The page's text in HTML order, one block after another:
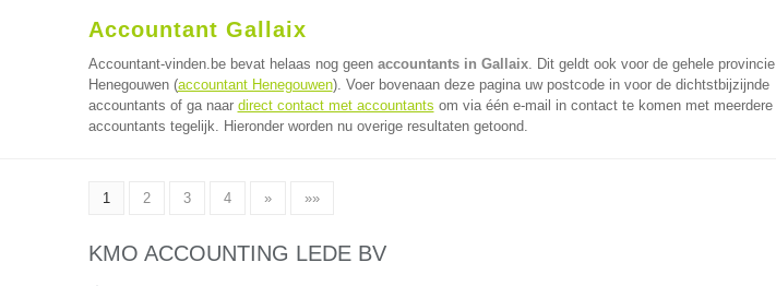
Accountant Gallaix
Accountant-vinden.be bevat helaas nog geen accountants in Gallaix. Dit geldt ook voor de gehele provincie
Henegouwen (accountant Henegouwen). Voer bovenaan deze pagina uw postcode in voor de dichtstbijzijnde
accountants of ga naar direct contact met accountants om via één e-mail in contact te komen met meerdere
accountants tegelijk. Hieronder worden nu overige resultaten getoond.
1 2 3 4 » »»
KMO ACCOUNTING LEDE BV